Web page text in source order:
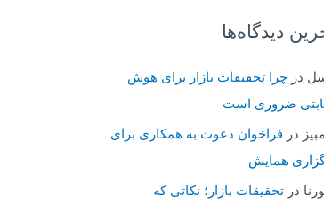
دیدگاه‌ها
در چرا تحقیقات بازار برای هوش
ضروری است
در فراخوان دعوت به همکاری برای
همایش
در تحقیقات بازار؛ نکاتی که